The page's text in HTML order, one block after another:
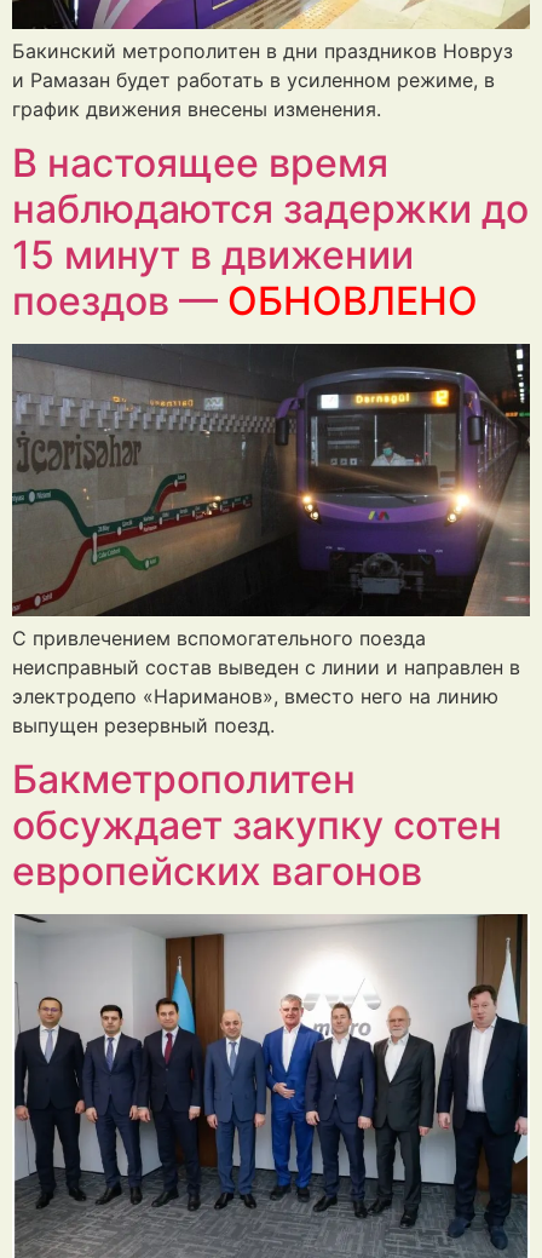
Бакинский метрополитен в дни праздников Новруз
и Рамазан будет работать в усиленном режиме, в
график движения внесены изменения.
В настоящее время
наблюдаются задержки до
15 минут в движении
поездов — ОБНОВЛЕНО
С привлечением вспомогательного поезда
неисправный состав выведен с линии и направлен в
электродепо «Нариманов», вместо него на линию
выпущен резервный поезд.
Бакметрополитен
обсуждает закупку сотен
европейских вагонов